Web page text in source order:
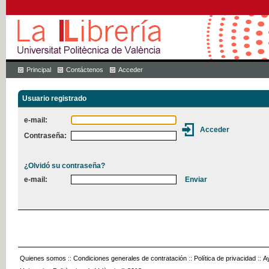
Principal Contáctenos Acceder
Usuario registrado
e-mail:
Contraseña:
¿Olvidó su contraseña?
e-mail:
Quienes somos :: Condiciones generales de contratación :: Política de privacidad ::